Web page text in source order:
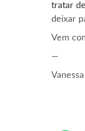
tratar
deixar
Vem
—